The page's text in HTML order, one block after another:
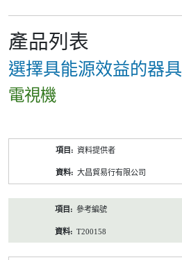
產品列表
選擇具能源效益的器具
電視機
資料提供者
大昌貿易行有限公司
參考編號
T200158